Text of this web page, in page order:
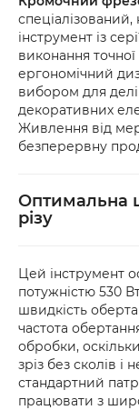
або
оформіть
доставки.
інструмент із
виконання
ергономічний
вибором для
декоративних
Живлення від
безперервну
Оптимальна
різу
Цей інструмент
потужністю 530
швидкість
частота
обробки,
зріз без сколів
стандартний
працювати з